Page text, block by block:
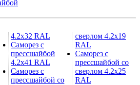
4.2х32 RAL
Саморез с
прессшайбой
4.2х41 RAL
Саморез с
прессшайбой со
сверлом 4.2х19
RAL
Саморез с
прессшайбой со
сверлом 4.2х25
RAL